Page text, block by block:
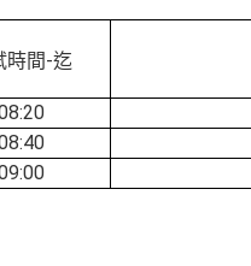
時間-迄